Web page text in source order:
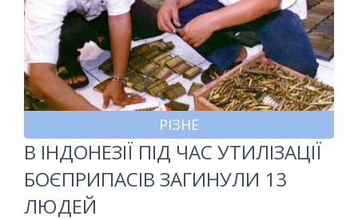
РІЗНЕ
В ІНДОНЕЗІЇ ПІД ЧАС УТИЛІЗАЦІЇ
БОЄПРИПАСІВ ЗАГИНУЛИ 13
ЛЮДЕЙ